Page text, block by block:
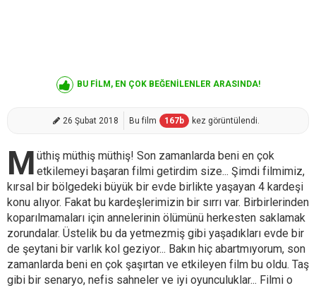
BU FİLM, EN ÇOK BEĞENİLENLER ARASINDA!
26 Şubat 2018 Bu film 167b kez görüntülendi.
M üthiş müthiş müthiş! Son zamanlarda beni en çok
etkilemeyi başaran filmi getirdim size... Şimdi filmimiz,
kırsal bir bölgedeki büyük bir evde birlikte yaşayan 4 kardeşi
konu alıyor. Fakat bu kardeşlerimizin bir sırrı var. Birbirlerinden
koparılmamaları için annelerinin ölümünü herkesten saklamak
zorundalar. Üstelik bu da yetmezmiş gibi yaşadıkları evde bir
de şeytani bir varlık kol geziyor... Bakın hiç abartmıyorum, son
zamanlarda beni en çok şaşırtan ve etkileyen film bu oldu. Taş
gibi bir senaryo, nefis sahneler ve iyi oyunculuklar... Filmi o